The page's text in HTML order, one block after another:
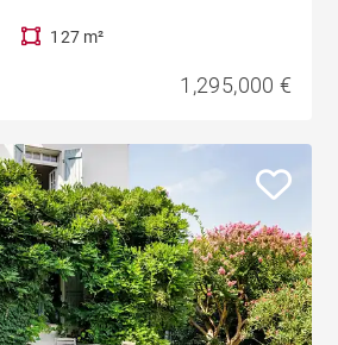
127 m²
1,295,000 €